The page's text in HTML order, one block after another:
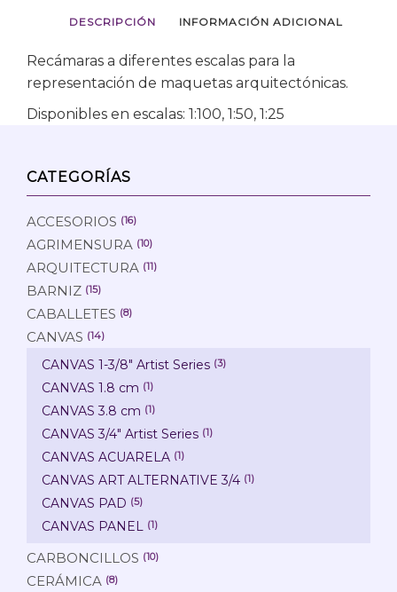
DESCRIPCIÓN INFORMACIÓN ADICIONAL
Recámaras a diferentes escalas para la
representación de maquetas arquitectónicas.
Disponibles en escalas: 1:100, 1:50, 1:25
CATEGORÍAS
ACCESORIOS (16)
AGRIMENSURA (10)
ARQUITECTURA (11)
BARNIZ (15)
CABALLETES (8)
CANVAS (14)
CANVAS 1-3/8" Artist Series (3)
CANVAS 1.8 cm (1)
CANVAS 3.8 cm (1)
CANVAS 3/4" Artist Series (1)
CANVAS ACUARELA (1)
CANVAS ART ALTERNATIVE 3/4 (1)
CANVAS PAD (5)
CANVAS PANEL (1)
CARBONCILLOS (10)
CERÁMICA (8)